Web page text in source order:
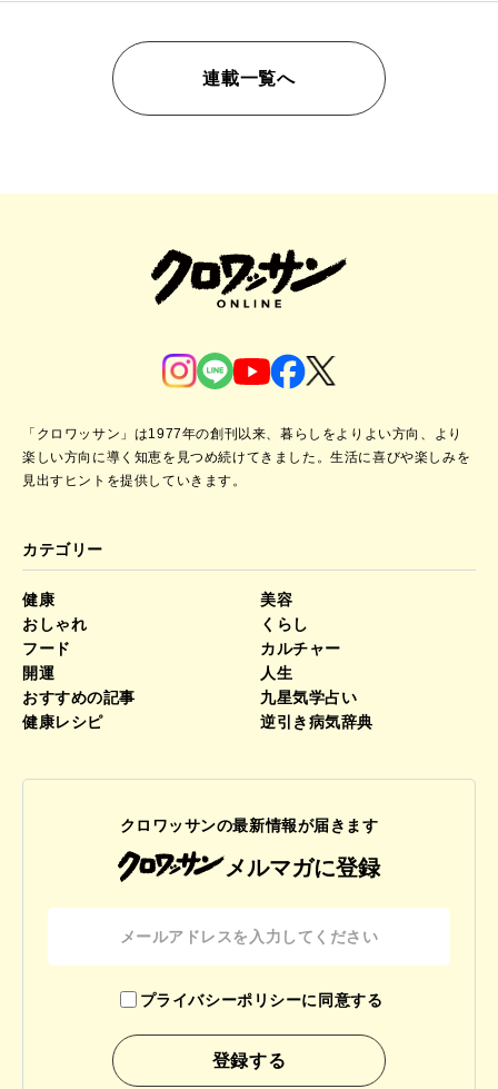
連載一覧へ
「クロワッサン」は1977年の創刊以来、暮らしをよりよい方向、より
楽しい方向に導く知恵を見つめ続けてきました。生活に喜びや楽しみを
見出すヒントを提供していきます。
カテゴリー
健康
美容
おしゃれ
くらし
フード
カルチャー
開運
人生
おすすめの記事
九星気学占い
健康レシピ
逆引き病気辞典
クロワッサンの最新情報が届きます
メルマガに登録
プライバシーポリシーに同意する